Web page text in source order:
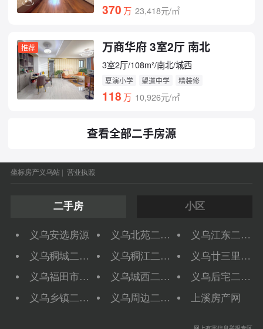
370 万 23,418元/㎡
推荐 万商华府 3室2厅 南北
3室2厅/108m²/南北/城西
夏演小学 望道中学 精装修
118 万 10,926元/㎡
查看全部二手房源